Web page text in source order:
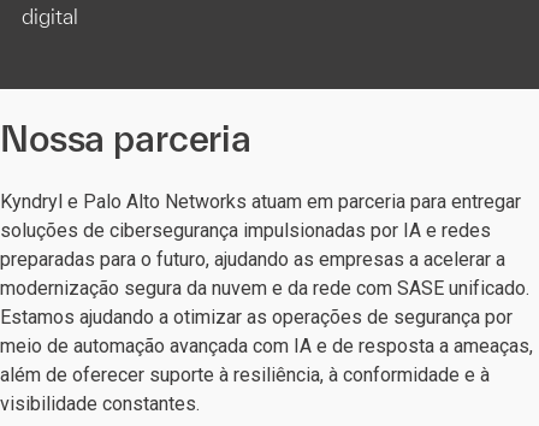
digital
Nossa parceria
Kyndryl e Palo Alto Networks atuam em parceria para entregar
soluções de cibersegurança impulsionadas por IA e redes
preparadas para o futuro, ajudando as empresas a acelerar a
modernização segura da nuvem e da rede com SASE unificado.
Estamos ajudando a otimizar as operações de segurança por
meio de automação avançada com IA e de resposta a ameaças,
além de oferecer suporte à resiliência, à conformidade e à
visibilidade constantes.